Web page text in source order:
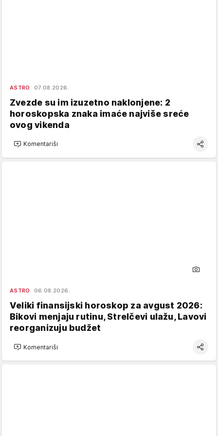
ASTRO 07.08.2026.
Zvezde su im izuzetno naklonjene: 2
horoskopska znaka imaće najviše sreće
ovog vikenda
Komentariši
ASTRO 06.08.2026.
Veliki finansijski horoskop za avgust 2026:
Bikovi menjaju rutinu, Strelčevi ulažu, Lavovi
reorganizuju budžet
Komentariši